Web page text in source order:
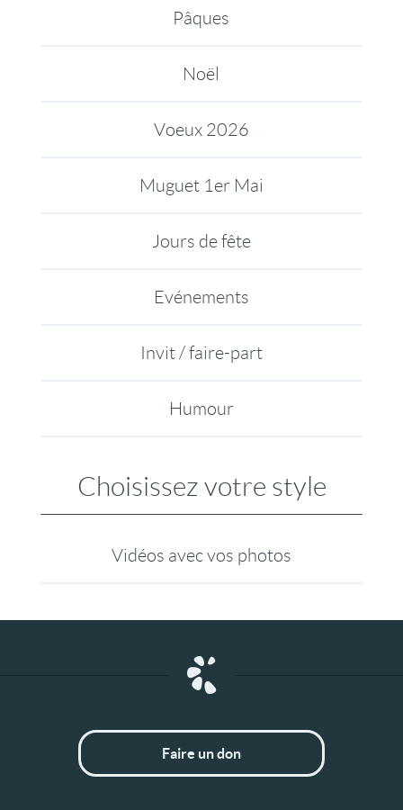
Pâques
Noël
Voeux 2026
Muguet 1er Mai
Jours de fête
Evénements
Invit / faire-part
Humour
Choisissez votre style
Vidéos avec vos photos
Faire un don